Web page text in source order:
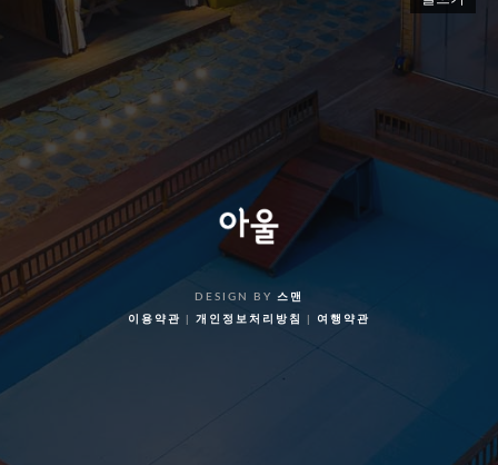
DESIGN BY 스맨
이용약관
개인정보처리방침 여행약관